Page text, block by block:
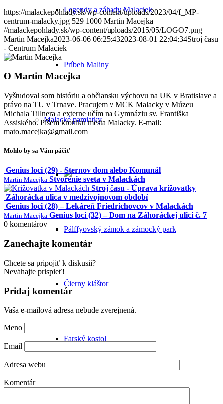
Legendy a záhady Malaciek
Príbeh Maliny
Malacké pamiatky
Pálffyovský zámok a zámocký park
Čierny kláštor
Farský kostol
https://malackepohlady.sk/wp-content/uploads/2023/04/f_MP-
centrum-malacky.jpg 529 1000 Martin Macejka
//malackepohlady.sk/wp-content/uploads/2015/05/LOGO7.png
Martin Macejka2023-06-06 06:25:432023-08-01 22:04:34Stroj času
- Centrum Malaciek
O Martin Macejka
Vyštudoval som históriu a občiansku výchovu na UK v Bratislave a
právo na TU v Trnave. Pracujem v MCK Malacky v Múzeu
Michala Tillnera a externe učím na Gymnáziu sv. Františka
Assiského. Píšem kroniku mesta Malacky. E-mail:
mato.macejka@gmail.com
Mohlo by sa Vám páčiť
Genius loci (29) - Sternov dom alebo Komunál
Martin Macejka Stvorenie sveta v Malackách
Stroj času - Úprava križovatky
Záhorácka ulica v medzivojnovom období
Genius loci (28) – Lekáreň Friedrichovcov v Malackách
Martin Macejka Genius loci (32) – Dom na Záhoráckej ulici č. 7
0 komentárov
Zanechajte komentár
Chcete sa pripojiť k diskusii?
Neváhajte prispieť!
Pridaj komentár
Vaša e-mailová adresa nebude zverejnená.
Meno
Email
Adresa webu
Komentár